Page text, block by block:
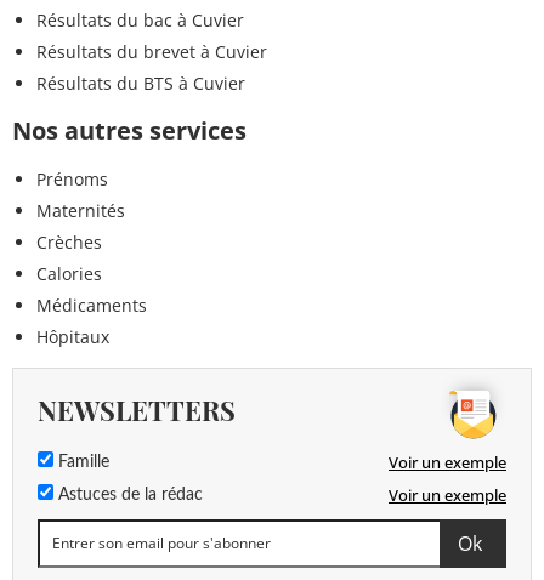
Résultats du bac à Cuvier
Résultats du brevet à Cuvier
Résultats du BTS à Cuvier
Nos autres services
Prénoms
Maternités
Crèches
Calories
Médicaments
Hôpitaux
NEWSLETTERS
Famille Voir un exemple
Astuces de la rédac Voir un exemple